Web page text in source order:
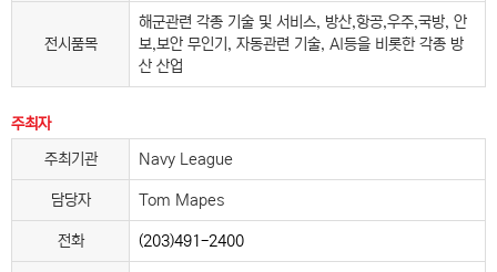
전시품목
해군관련 각종 기술 및 서비스, 방산,항공,우주,국방, 안
보,보안 무인기, 자동관련 기술, AI등을 비롯한 각종 방
산 산업
주최자
주최기관
Navy League
담당자 Tom Mapes
전화 (203)491-2400